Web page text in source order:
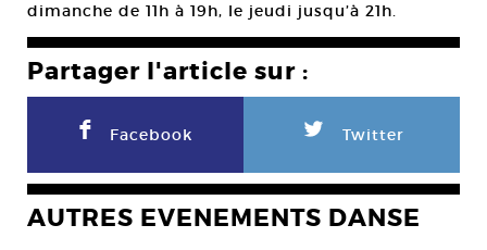
dimanche de 11h à 19h, le jeudi jusqu’à 21h.
Partager l'article sur :
F Facebook L Twitter
AUTRES EVENEMENTS DANSE